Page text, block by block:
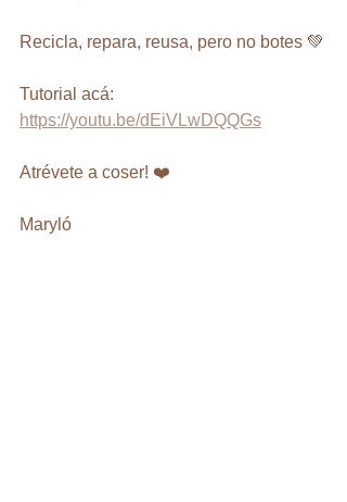
Recicla, repara, reusa, pero no botes 💚
Tutorial acá:
https://youtu.be/dEiVLwDQQGs
Atrévete a coser! ❤️
Maryló